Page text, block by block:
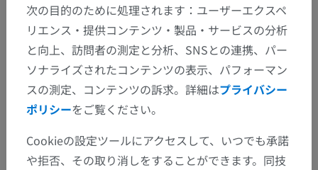
次の目的のために処理されます：ユーザーエクスペ
リエンス・提供コンテンツ・製品・サービスの分析
と向上、訪問者の測定と分析、SNSとの連携、パー
ソナライズされたコンテンツの表示、パフォーマン
スの測定、コンテンツの訴求。詳細はプライバシー
ポリシーをご覧ください。
Cookieの設定ツールにアクセスして、いつでも承諾
や拒否、その取り消しをすることができます。同技